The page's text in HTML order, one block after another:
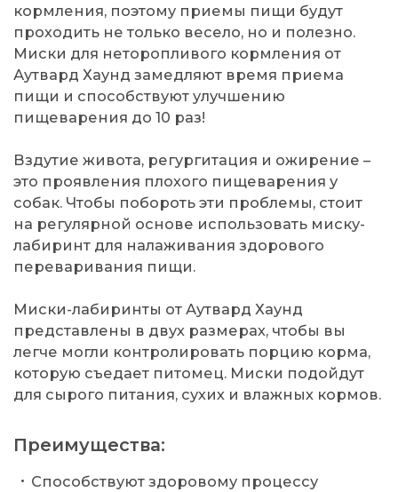
кормления, поэтому приемы пищи будут
проходить не только весело, но и полезно.
Миски для неторопливого кормления от
Аутвард Хаунд замедляют время приема
пищи и способствуют улучшению
пищеварения до 10 раз!
Вздутие живота, регургитация и ожирение –
это проявления плохого пищеварения у
собак. Чтобы побороть эти проблемы, стоит
на регулярной основе использовать миску-
лабиринт для налаживания здорового
переваривания пищи.
Миски-лабиринты от Аутвард Хаунд
представлены в двух размерах, чтобы вы
легче могли контролировать порцию корма,
которую съедает питомец. Миски подойдут
для сырого питания, сухих и влажных кормов.
Преимущества:
Способствуют здоровому процессу